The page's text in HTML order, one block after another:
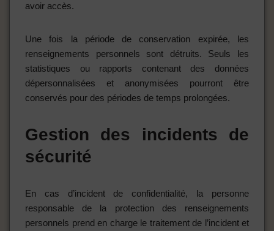
avoir accès.
Une fois la période de conservation expirée, les
renseignements personnels sont détruits. Seuls les
statistiques ou rapports contenant des données
dépersonnalisées et anonymisées pourront être
conservés pour des périodes de temps prolongées.
Gestion des incidents de
sécurité
En cas d’incident de confidentialité, la personne
responsable de la protection des renseignements
personnels prend en charge le traitement de l’incident et